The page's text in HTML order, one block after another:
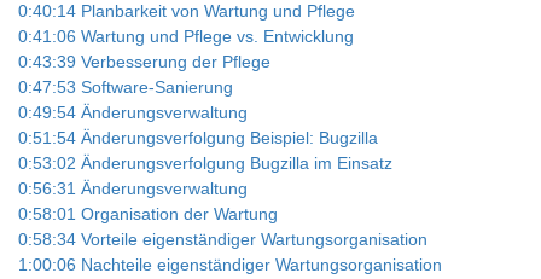
0:40:14 Planbarkeit von Wartung und Pflege
0:41:06 Wartung und Pflege vs. Entwicklung
0:43:39 Verbesserung der Pflege
0:47:53 Software-Sanierung
0:49:54 Änderungsverwaltung
0:51:54 Änderungsverfolgung Beispiel: Bugzilla
0:53:02 Änderungsverfolgung Bugzilla im Einsatz
0:56:31 Änderungsverwaltung
0:58:01 Organisation der Wartung
0:58:34 Vorteile eigenständiger Wartungsorganisation
1:00:06 Nachteile eigenständiger Wartungsorganisation